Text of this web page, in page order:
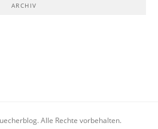
ARCHIV
Alle Rechte vorbehalten.